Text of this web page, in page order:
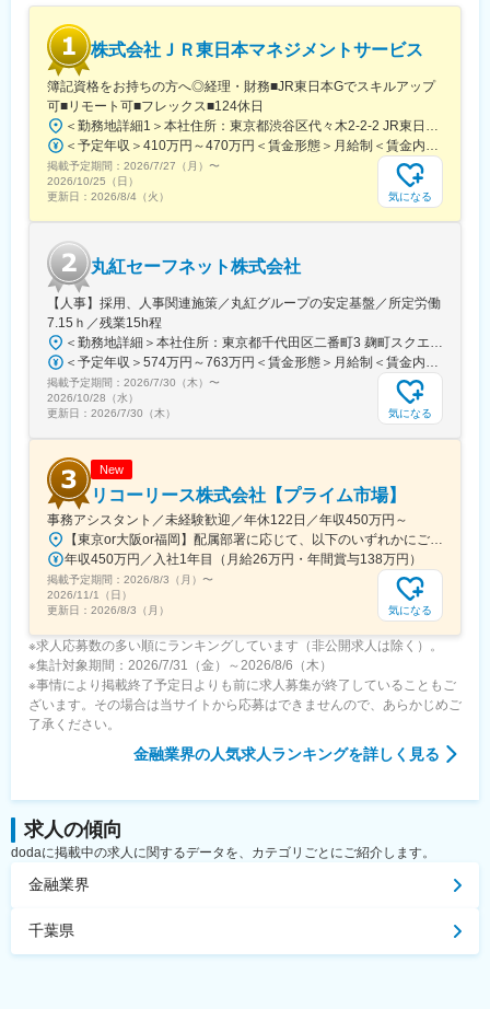
株式会社ＪＲ東日本マネジメントサービス
簿記資格をお持ちの方へ◎経理・財務■JR東日本Gでスキルアップ
可■リモート可■フレックス■124休日
＜勤務地詳細1＞本社住所：東京都渋谷区代々木2-2-2 JR東日本本社ビル9階受動喫煙対策：屋内全面禁煙＜勤務地詳細2＞東京都内オフィス住所：東京都23区内 受動喫煙対策：屋内全面禁煙変更の範囲：会社の定める事業所（リモートワーク含む）
＜予定年収＞410万円～470万円＜賃金形態＞月給制＜賃金内訳＞月額（基本給）：240,000円～250,000円＜月給＞240,000円～250,000円＜昇給有無＞有＜残業手当＞有＜給与補足＞※想定年収には残業月20Hも含めています■昇給：年1回■賞与：年2回(合計3.0ヶ月程度)※総合職：計6.0ヶ月程度■モデル年収総合職（課長）900万円総合職（マネージャー）630万円総合職（主任）520万円エリア（課員）410万円賃金はあくまでも目安の金額であり、選考を通じて上下する可能性があります。月給(月額)は固定手当を含めた表記です。
掲載予定期間： 2026/7/27（月） 〜
2026/10/25（日）
更新日： 2026/8/4（火） 気になる
丸紅セーフネット株式会社
【人事】採用、人事関連施策／丸紅グループの安定基盤／所定労働
7.15ｈ／残業15h程
＜勤務地詳細＞本社住所：東京都千代田区二番町3 麹町スクエア3F勤務地最寄駅：東京メトロ有楽町線／麹町駅受動喫煙対策：敷地内全面禁煙変更の範囲：会社の定める事業所（リモートワーク含む）
＜予定年収＞574万円～763万円＜賃金形態＞月給制＜賃金内訳＞月額（基本給）：285,000円～379,000円＜月給＞285,000円～379,000円＜昇給有無＞有＜残業手当＞有＜給与補足＞【賞与】（'26年度実績）6.6か月分支給【モデル年収例】622万円 入社5年目 (月給30万9千円＋賞与+月残業15時間)賃金はあくまでも目安の金額であり、選考を通じて上下する可能性があります。月給(月額)は固定手当を含めた表記です。
掲載予定期間： 2026/7/30（木） 〜
2026/10/28（水）
更新日： 2026/7/30（木） 気になる
New
リコーリース株式会社【プライム市場】
事務アシスタント／未経験歓迎／年休122日／年収450万円～
【東京or大阪or福岡】配属部署に応じて、以下のいずれかにご勤務いただきます。初期配属地は、ご希望の地域に配属いたします。■本社東京都港区東新橋1-5-2 汐留シティセンター19F☆JR・地下鉄各線 新橋駅より徒歩1分☆都営地下鉄大江戸線 汐留駅より徒歩1分■豊洲事業所東京都江東区東雲1-7-12 KDX豊洲グランスクエア7F☆東京メトロ有楽町線・ゆりかもめ 豊洲駅 徒歩12分☆りんかい線 東雲駅 徒歩12分※豊洲駅より「KDXグランスクエア行き無料シャトルバス」が運行しています。■関西支社大阪府大阪市北区堂島浜2-2-28 堂島アクシスビル12F☆地下鉄四ツ橋線・西梅田駅より徒歩10分・肥後橋駅 徒歩7分☆JR大阪駅 徒歩15分■九州支社福岡県福岡市博多区博多駅東2-10-35 博多プライムイースト3F☆JR博多駅より徒歩7分※受動喫煙対策有（屋内全面禁煙）
年収450万円／入社1年目（月給26万円・年間賞与138万円）
掲載予定期間： 2026/8/3（月） 〜
2026/11/1（日）
更新日： 2026/8/3（月） 気になる
※求人応募数の多い順にランキングしています（非公開求人は除く）。
※集計対象期間：2026/7/31（金）～2026/8/6（木）
※事情により掲載終了予定日よりも前に求人募集が終了していることもご
ざいます。その場合は当サイトから応募はできませんので、あらかじめご
了承ください。
金融業界の人気求人ランキングを詳しく見る
求人の傾向
dodaに掲載中の求人に関するデータを、カテゴリごとにご紹介します。
金融業界
千葉県